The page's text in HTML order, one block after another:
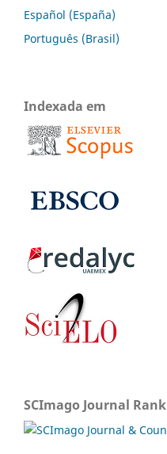
Español (España)
Português (Brasil)
Indexada em
SCImago Journal Rank